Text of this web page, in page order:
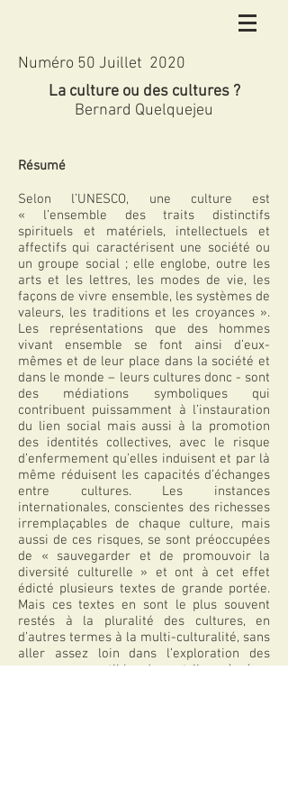
Résumé
Selon l’UNESCO, une culture est
« l’ensemble des traits distinctifs
spirituels et matériels, intellectuels et
affectifs qui caractérisent une société ou
un groupe social ; elle englobe, outre les
arts et les lettres, les modes de vie, les
façons de vivre ensemble, les systèmes de
valeurs, les traditions et les croyances ».
Les représentations que des hommes
vivant ensemble se font ainsi d’eux-
mêmes et de leur place dans la société et
dans le monde – leurs cultures donc - sont
des médiations symboliques qui
contribuent puissamment à l’instauration
du lien social mais aussi à la promotion
des identités collectives, avec le risque
d’enfermement qu’elles induisent et par là
même réduisent les capacités d’échanges
entre cultures. Les instances
internationales, conscientes des richesses
irremplaçables de chaque culture, mais
aussi de ces risques, se sont préoccupées
de « sauvegarder et de promouvoir la
diversité culturelle » et ont à cet effet
édicté plusieurs textes de grande portée.
Mais ces textes en sont le plus souvent
restés à la pluralité des cultures, en
d’autres termes à la multi-culturalité, sans
aller assez loin dans l’exploration des
moyens susceptibles de contribuer à gérer
La culture ou des cultures ?
Bernard Quelquejeu
Numéro 50 Juillet 2020